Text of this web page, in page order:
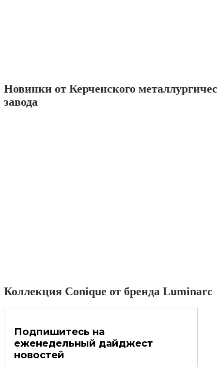
Новинки от Керченского
завода
Коллекция Conique от бренда Luminarc
Подпишитесь на
еженедельный дайджест
новостей